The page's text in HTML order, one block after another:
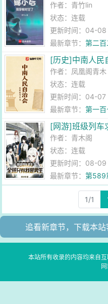
作者： 青竹lin
状态：连载
更新时间：04-08
最新章节：第二
[历史]中南人民
作者： 凤凰阁青木
状态：连载
更新时间：04-07
最新章节：第一
[网游]班级列车
作者： 青木阁
状态：连载
更新时间：08-
最新章节：第589
1/1
追看新章节，下载本
本站所有收录的内容均来自